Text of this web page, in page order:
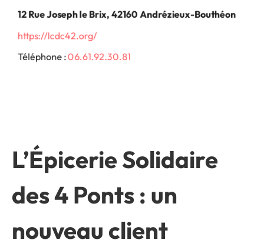
12 Rue Joseph le Brix, 42160 Andrézieux-Bouthéon
https://lcdc42.org/
Téléphone :06.61.92.30.81
L’Épicerie Solidaire
des 4 Ponts : un
nouveau client